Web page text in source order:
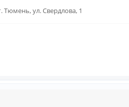
Тюмень, ул. Свердлова, 1